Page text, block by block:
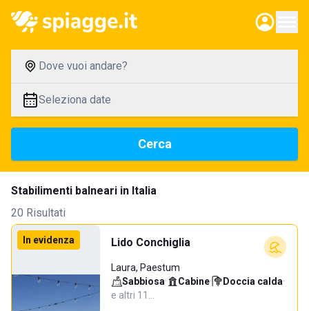
Dove vuoi andare?
Seleziona date
Cerca
Stabilimenti balneari in Italia
20 Risultati
In evidenza Lido Conchiglia
Laura, Paestum
Sabbiosa· Cabine· Doccia calda·
e altri 11…